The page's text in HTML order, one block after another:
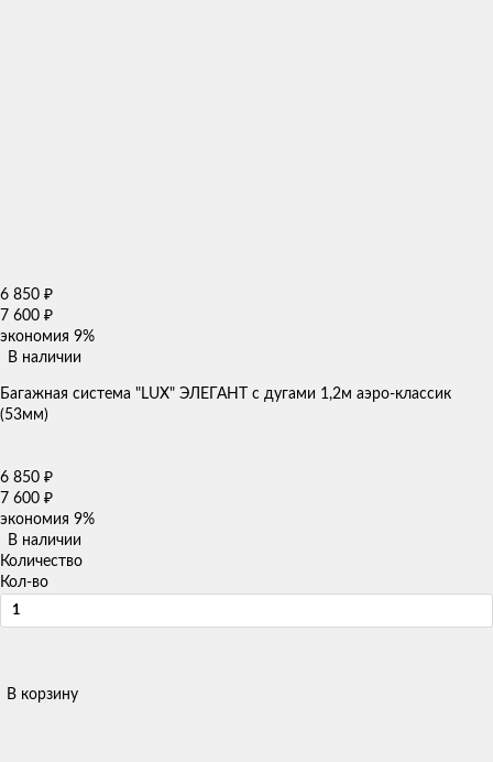
6 850 ₽
7 600 ₽
экономия 9%
В наличии
Багажная система "LUX" ЭЛЕГАНТ с дугами 1,2м аэро-классик
(53мм)
6 850 ₽
7 600 ₽
экономия 9%
В наличии
Количество
Кол-во
В корзину